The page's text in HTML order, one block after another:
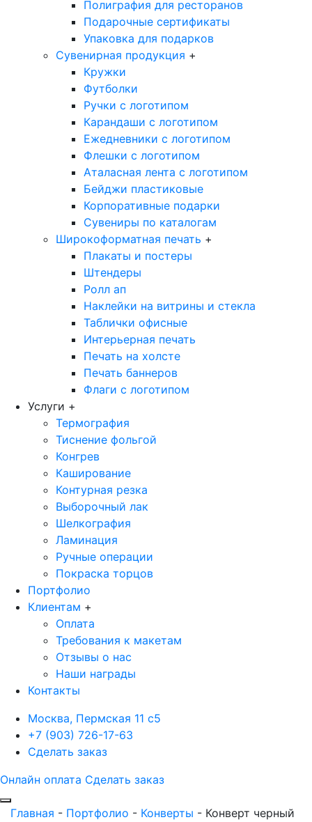
Полиграфия для ресторанов
Подарочные сертификаты
Упаковка для подарков
Сувенирная продукция +
Кружки
Футболки
Ручки с логотипом
Карандаши с логотипом
Ежедневники с логотипом
Флешки с логотипом
Аталасная лента с логотипом
Бейджи пластиковые
Корпоративные подарки
Сувениры по каталогам
Широкоформатная печать +
Плакаты и постеры
Штендеры
Ролл ап
Наклейки на витрины и стекла
Таблички офисные
Интерьерная печать
Печать на холсте
Печать баннеров
Флаги с логотипом
Услуги +
Термография
Тиснение фольгой
Конгрев
Каширование
Контурная резка
Выборочный лак
Шелкография
Ламинация
Ручные операции
Покраска торцов
Портфолио
Клиентам +
Оплата
Требования к макетам
Отзывы о нас
Наши награды
Контакты
Москва, Пермская 11 с5
+7 (903) 726-17-63
Сделать заказ
Онлайн оплата Сделать заказ
Главная - Портфолио - Конверты - Конверт черный